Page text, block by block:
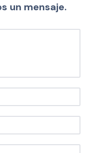
un mensaje.